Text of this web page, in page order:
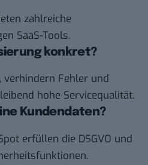
zahlreiche
SaaS-Tools.
konkret?
Fehler und
hohe Servicequalität.
Kundendaten?
erfüllen die DSGVO und